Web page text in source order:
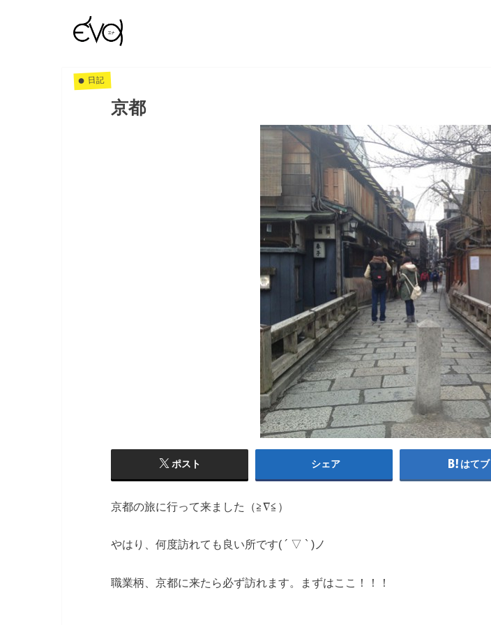
日記
京都
ポスト シェア はてブ
京都の旅に行って来ました（≧∇≦）
やはり、何度訪れても良い所です( ´ ▽ ` )ノ
職業柄、京都に来たら必ず訪れます。まずはここ！！！